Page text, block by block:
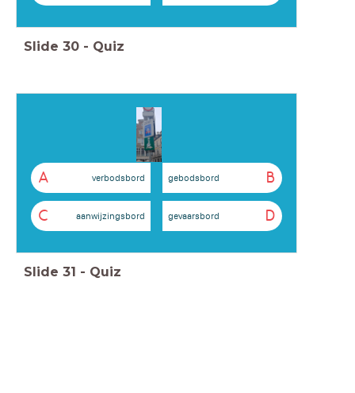
Slide 30 - Quiz
A verbodsbord B
gebodsbord
C aanwijzingsbord D
gevaarsbord
Slide 31 - Quiz